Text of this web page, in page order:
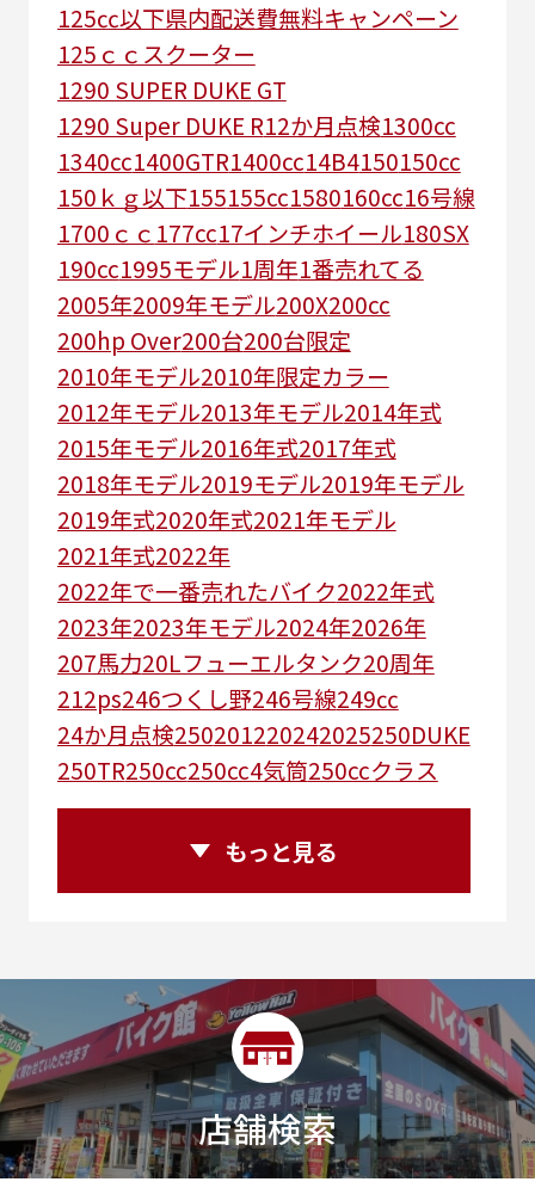
125㏄以下県内配送費無料キャンペーン
125ｃｃスクーター
1290 SUPER DUKE GT
1290 Super DUKE R12か月点検1300cc
1340cc1400GTR1400cc14B4150150cc
150ｋｇ以下155155cc1580160cc16号線
1700ｃｃ 177cc17インチホイール180SX
190cc1995モデル1周年1番売れてる
2005年2009年モデル200X200cc
200hp Over200台200台限定
2010年モデル2010年限定カラー
2012年モデル2013年モデル2014年式
2015年モデル2016年式2017年式
2018年モデル2019モデル2019年モデル
2019年式2020年式2021年モデル
2021年式2022年
2022年で一番売れたバイク2022年式
2023年2023年モデル2024年2026年
207馬力20Lフューエルタンク20周年
212ps246つくし野246号線249㏄
24か月点検250201220242025250DUKE
250TR250cc250cc4気筒250ccクラス
250ccスーパースポーツ250アメリカン
250ｃｃアドベンチャー250ｃｃツアラー
2年保証付き2月29日まで2本2気筒
2気筒エンジン2級ボイラー技士2輪
300㎞/ｈ30th
30th Anniversary
30th記念モデル30万以下30周年
30周年記念モデル313cc320台限定
320ｃｃ350cc35ps390390ADVENTURE
もっと見る
店舗検索